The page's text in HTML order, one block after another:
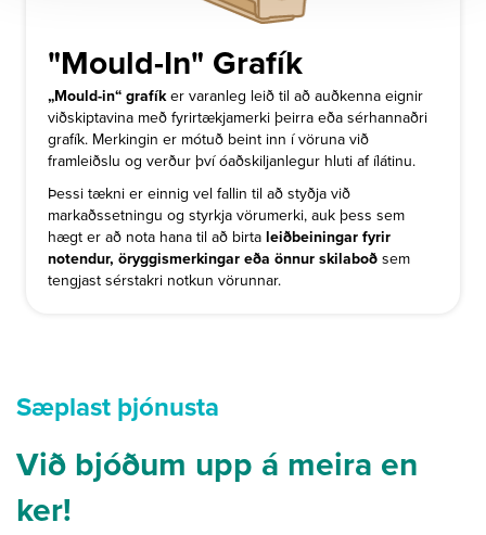
"Mould-In" Grafík
„Mould-in“ grafíker varanleg leið til að auðkenna eignir
viðskiptavina með fyrirtækjamerki þeirra eða sérhannaðri
grafík. Merkingin er mótuð beint inn í vöruna við
framleiðslu og verður því óaðskiljanlegur hluti af ílátinu.
Þessi tækni er einnig vel fallin til að styðja við
markaðssetningu og styrkja vörumerki, auk þess sem
hægt er að nota hana til að birtaleiðbeiningar fyrir
notendur, öryggismerkingar eða önnur skilaboðsem
tengjast sérstakri notkun vörunnar.
Sæplast þjónusta
Við bjóðum upp á meira en
ker!